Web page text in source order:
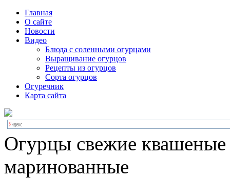
Главная
О сайте
Новости
Видео
Блюда с соленными огурцами
Выращивание огурцов
Рецепты из огурцов
Сорта огурцов
Огуречник
Карта сайта
Огурцы свежие
маринованные